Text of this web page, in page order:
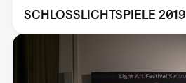
SCHLOSSLICHTSPIELE 2019